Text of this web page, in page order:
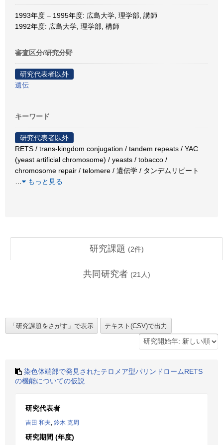
1993年度 – 1995年度: 広島大学, 理学部, 講師
1992年度: 広島大学, 理学部, 構師
審査区分/研究分野
研究代表者以外
遺伝
キーワード
研究代表者以外
RETS / trans-kingdom conjugation / tandem repeats / YAC
(yeast artificial chromosome) / yeasts / tobacco /
chromosome repair / telomere / 遺伝学 / タンデムリピート
もっと見る
研究課題 (2件)
共同研究者 (21 人)
染色体端部で発見されたテロメア型パリンドロームRETS
の機能についての仮説
研究代表者
吉田 和夫, 鈴木 克周
研究期間 (年度)